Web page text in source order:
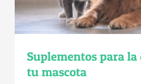
Suplementos para la
tu mascota